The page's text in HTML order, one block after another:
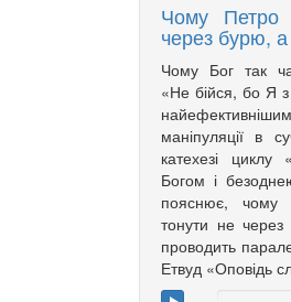
Чому Петро
через бурю,
Чому Бог так
«Не бійся, бо Я
маніпуляції в
катехезі
Богом і
пояснює, чому
тонути не
проводить
Етвуд «Оповідь